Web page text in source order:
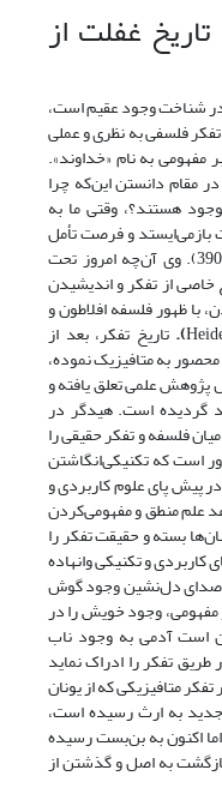
تاریخ غفلت از
شناخت وجود عقیم است،
تفکر فلسفی به نظری و عملی
بر مفهومی به نام «خداوند».
مقام دانستن این‌که چرا
هستند؟، وقتی ما به
بازمی‌ایستد و فرصت تأمل
در حقیقت وجود از دست می‌رود (همان: 390). وی آن‌چه امروز تحت
خاصی از تفکر و اندیشیدن
با ظهور فلسفه افلاطون و
). تاریخ تفکر، بعد از
محصور به متافیزیک نموده،
پژوهش علمی تعلق یافته و
گردیده است. هیدگر در
خوبی، تمایز میان فلسفه و تفکر حقیقی را
529) و بر این باور است که تکنیکی‌انگاشتن
پیش پای علوم کاربردی و
علم منطق و مفهومی‌کردن
بسته و حقیقت تفکر را
و تکنیکی وانهاده
صدای دل‌نشین وجود گوش
وجود خویش را در
است آدمی به وجود ناب
تفکر را ادراک نماید
عقیده هیدگر تفکر متافیزیکی که از یونان
به ارث رسیده است،
اکنون به بن‌بست رسیده
به اصل و گذشتن از